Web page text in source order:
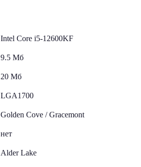
Intel Core i5-12600KF
9.5 Мб
20 Мб
LGA1700
Golden Cove / Gracemont
нет
Alder Lake